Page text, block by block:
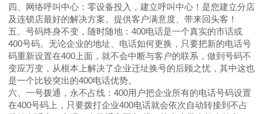
四、网络呼叫中心：零设备投入，建立呼叫中心！是您建立分店
及连锁店最好的解决方案。提供客户满意度、带来回头客！
五、号码终身不变，随时随地：400电话是一个真实的市话或
400号码。无论企业的地址、电话如何更换，只要把新的电话号
码重新设置在400上面，就不会中断与客户的联系，做到号码不
变应万变，从根本上解决了企业迁址换号的后顾之忧，其中这也
是一个比较突出的400电话优势。
六、一号拨通，永不占线：400用户把企业所有的电话号码设置
在400号码上，只要拨打企业400电话就会依次自动转接到不占